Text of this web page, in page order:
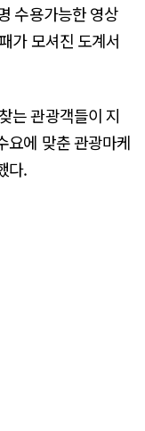
수용가능한 영상
가 모셔진 도계서
는 관광객들이 지
요에 맞춘 관광마케
다.